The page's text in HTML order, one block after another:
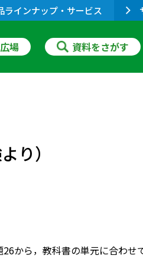
ラインナップ・サービス
場 資料をさがす
り）
から，教科書の単元に合わ